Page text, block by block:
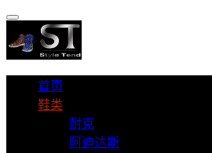
首页
鞋类
耐克
阿迪达斯